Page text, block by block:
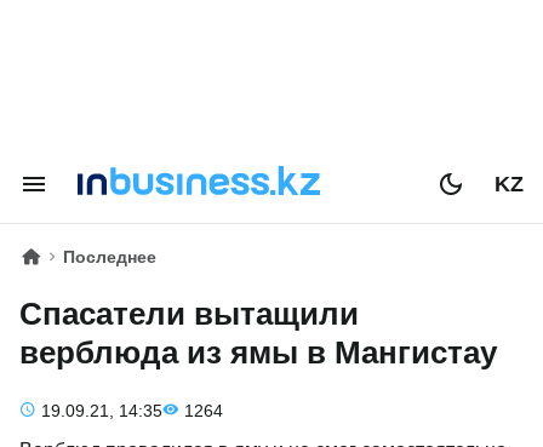
KZ
Последнее
Спасатели вытащили
верблюда из ямы в Мангистау
19.09.21, 14:35 1264